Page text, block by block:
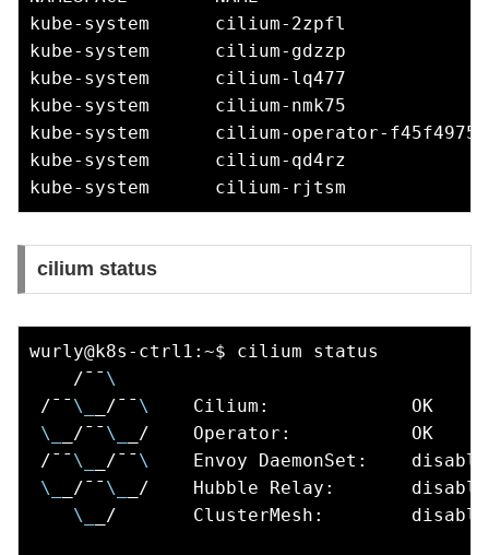
kube-system      cilium-2zpfl
kube-system      cilium-gdzzp
kube-system      cilium-lq477
kube-system      cilium-nmk75
kube-system      cilium-operator-
kube-system      cilium-qd4rz
cilium status
wurly@k8s-ctrl1:~$ cilium status
    /¯¯
\
/¯¯\_ _/¯¯\
   Cilium:             OK
\_
_/¯¯\_
_/    Operator:           OK
/¯¯\_ _/¯¯\
Envoy DaemonSet:
\_
_/¯¯\_
_/    Hubble Relay:
\_
_/       ClusterMesh: